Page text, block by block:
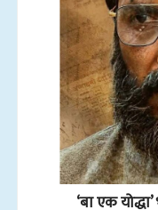
‘बा एक